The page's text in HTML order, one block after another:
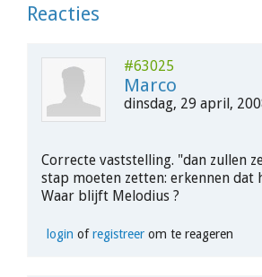
Reacties
#63025
Marco
dinsdag, 29 april,
Correcte vaststelling. "dan zullen
stap moeten zetten: erkennen dat
Waar blijft Melodius ?
login ofregistreerom te reageren